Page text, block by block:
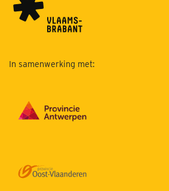
In samenwerking met: